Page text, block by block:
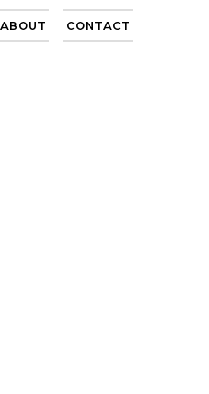
ABOUT CONTACT